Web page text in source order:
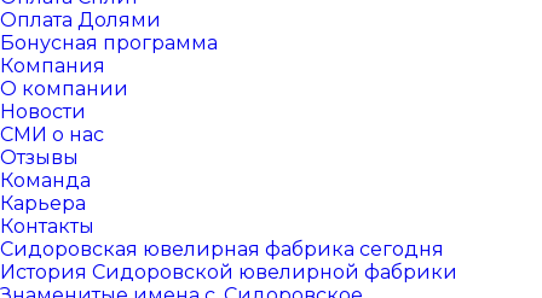
Оплата Долями
Бонусная программа
Компания
О компании
Новости
СМИ о нас
Отзывы
Команда
Карьера
Контакты
Сидоровская ювелирная фабрика сегодня
История Сидоровской ювелирной фабрики